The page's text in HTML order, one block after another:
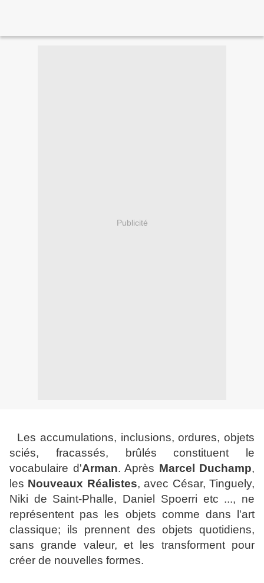
Publicité
Les accumulations, inclusions, ordures, objets
sciés, fracassés, brûlés constituent le
vocabulaire d'Arman. Après Marcel Duchamp,
les Nouveaux Réalistes, avec César, Tinguely,
Niki de Saint-Phalle, Daniel Spoerri etc ..., ne
représentent pas les objets comme dans l'art
classique; ils prennent des objets quotidiens,
sans grande valeur, et les transforment pour
créer de nouvelles formes.